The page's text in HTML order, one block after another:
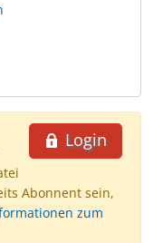
Login
Abonnent sein,
zum